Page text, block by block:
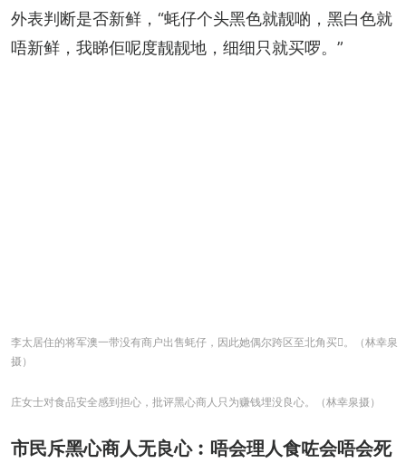
外表判断是否新鲜，“蚝仔个头黑色就靓啲，黑白色就
唔新鲜，我睇佢呢度靓靓地，细细只就买啰。”
李太居住的将军澳一带没有商户出售蚝仔，因此她偶尔跨区至北角买𩠌。（林幸泉
摄）
庄女士对食品安全感到担心，批评黑心商人只为赚钱埋没良心。（林幸泉摄）
市民斥黑心商人无良心︰唔会理人食咗会唔会死